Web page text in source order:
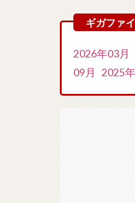
2026年03月
09月
2025